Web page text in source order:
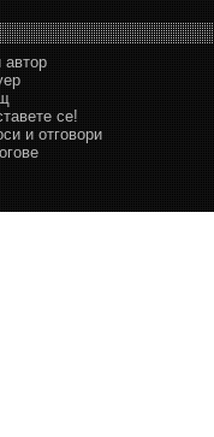
автор
се!
и отговори